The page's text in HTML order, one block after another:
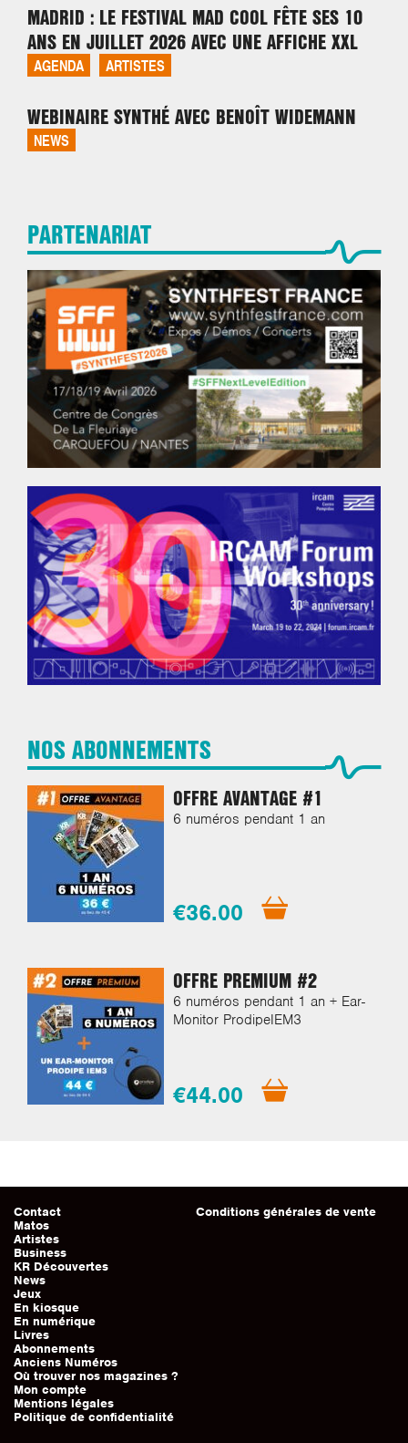
MADRID : LE FESTIVAL MAD COOL FÊTE SES 10
ANS EN JUILLET 2026 AVEC UNE AFFICHE XXL
AGENDA ARTISTES
WEBINAIRE SYNTHÉ AVEC BENOÎT WIDEMANN
NEWS
PARTENARIAT
NOS ABONNEMENTS
OFFRE AVANTAGE #1
6 numéros pendant 1 an
€36.00
OFFRE PREMIUM #2
6 numéros pendant 1 an + Ear-
Monitor ProdipeIEM3
€44.00
Contact
Matos
Artistes
Business
KR Découvertes
News
Jeux
En kiosque
En numérique
Livres
Abonnements
Anciens Numéros
Où trouver nos magazines ?
Mon compte
Mentions légales
Politique de confidentialité
Conditions générales de vente